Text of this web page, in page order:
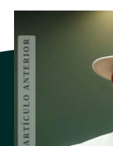
ARTÍCULO ANTERIOR